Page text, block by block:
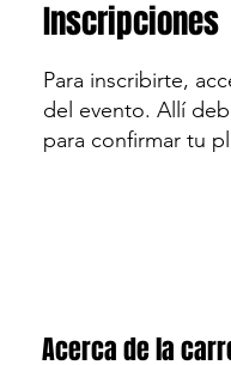
Inscripciones
Para inscribirte,
del evento. Allí
para confirmar tu
Acerca de la